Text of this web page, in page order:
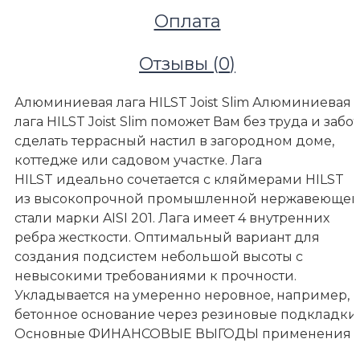
Оплата
Отзывы (0)
Алюминиевая лага HILST Joist Slim Алюминиевая
лага HILST Joist Slim поможет Вам без труда и забот
сделать террасный настил в загородном доме,
коттедже или садовом участке. Лага
HILST идеально сочетается с кляймерами HILST
из высокопрочной промышленной нержавеющей
стали марки AISI 201. Лага имеет 4 внутренних
ребра жесткости. Оптимальный вариант для
создания подсистем небольшой высоты с
невысокими требованиями к прочности.
Укладывается на умеренно неровное, например,
бетонное основание через резиновые подкладки.
Основные ФИНАНСОВЫЕ ВЫГОДЫ применения